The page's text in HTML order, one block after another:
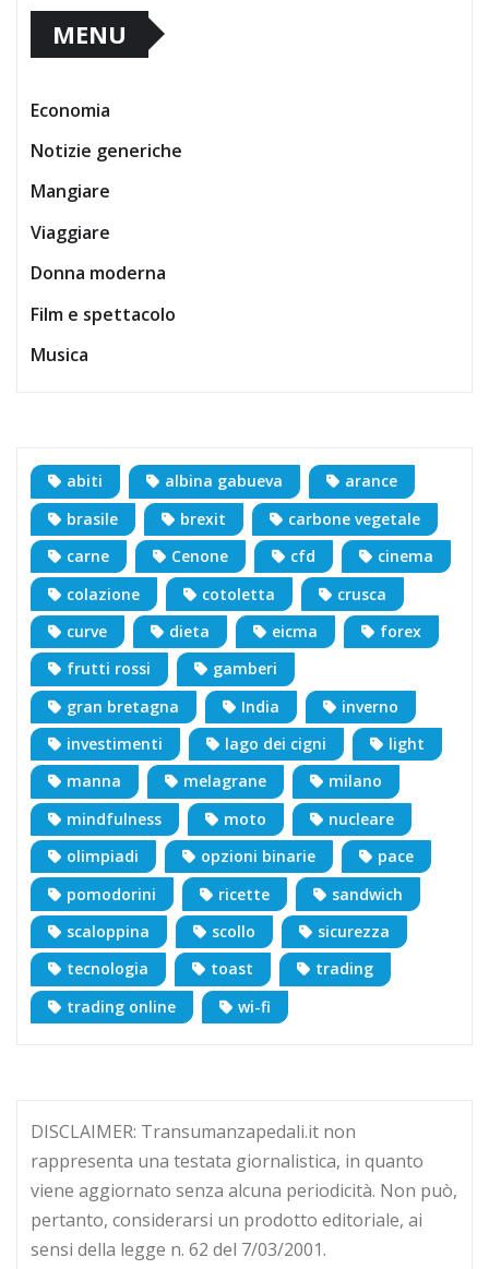
MENU
Economia
Notizie generiche
Mangiare
Viaggiare
Donna moderna
Film e spettacolo
Musica
abiti albina gabueva
arance
brasile
brexit
carbone vegetale
carne
Cenone cfd
cinema
colazione
cotoletta
crusca
curve
dieta eicma
forex
frutti rossi
gamberi
gran bretagna
India
inverno
investimenti
lago dei cigni
light
manna
melagrane
milano
mindfulness
moto
nucleare
olimpiadi
opzioni binarie
pace
pomodorini
ricette
sandwich
scaloppina
scollo
sicurezza
tecnologia
toast
trading
trading online
wi-fi
DISCLAIMER: Transumanzapedali.it non
rappresenta una testata giornalistica, in quanto
viene aggiornato senza alcuna periodicità. Non può,
pertanto, considerarsi un prodotto editoriale, ai
sensi della legge n. 62 del 7/03/2001.